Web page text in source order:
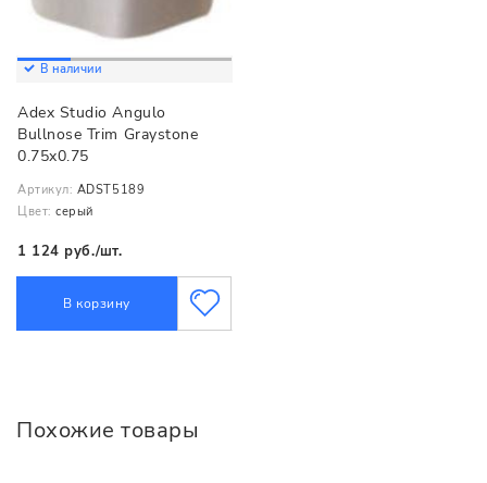
В наличии
Adex Studio Angulo
Bullnose Trim Graystone
0.75x0.75
Артикул: ADST5189
Цвет: серый
1 124 руб./шт.
В корзину
Похожие товары